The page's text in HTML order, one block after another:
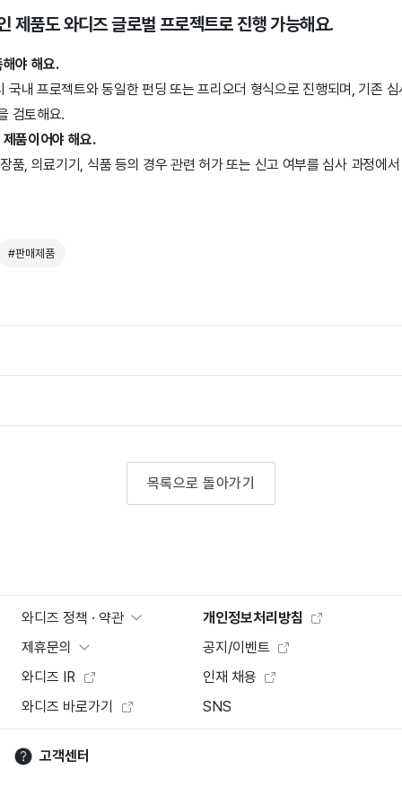
제품도 와디즈 글로벌 프로젝트로 진행 가능해요.
야 해요.
국내 프로젝트와 동일한 펀딩 또는 프리오더 형식으로 진행되며, 기존
검토해요.
품이어야 해요.
품, 의료기기, 식품 등의 경우 관련 허가 또는 신고 여부를 심사 과정에
#판매제품
목록으로 돌아가기
와디즈 정책 · 약관
개인정보처리방침
제휴문의
공지/이벤트
와디즈 IR
인재 채용
와디즈 바로가기
SNS
고객센터